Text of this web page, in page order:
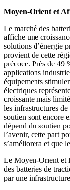
Moyen-Orient et
Le marché des
affiche une
solutions d’énergie
provient de cette
précoce. Près de 49
applications
équipements
électriques
croissante mais
les infrastructures
soutien sont encore
dépend du soutien
l’avenir, cette part
s’améliorera et que
Le Moyen-Orient et
des batteries de
par une